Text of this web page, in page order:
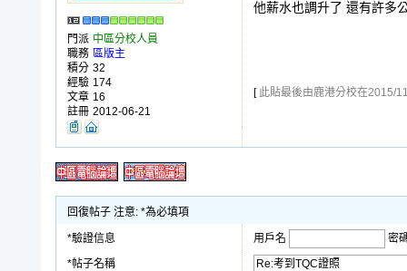
門派 中區分校人員
職務 區版主
積分 32
經驗 174
文章 16
註冊 2012-06-21
他薪水也調升了 還有許多
[ 此貼最後由鹿港分校在2015/
回復帖子 注意: *為必填項
*驗證信息 用戶名
密
*帖子名稱